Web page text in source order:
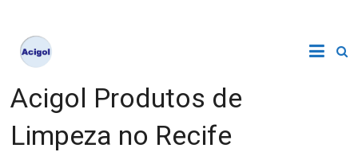
Acigol Produtos de
Limpeza no Recife